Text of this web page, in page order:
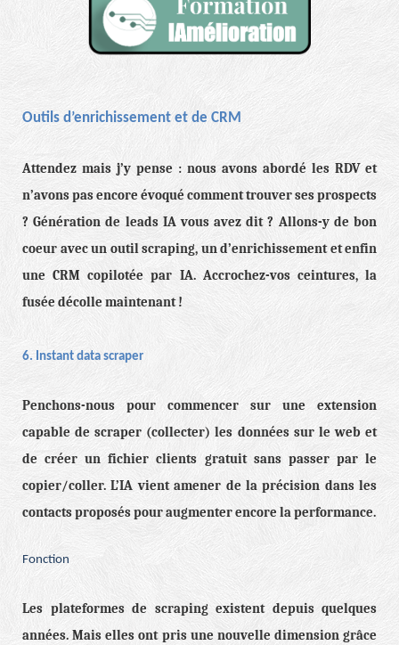
Outils d’enrichissement et de CRM
Attendez mais j’y pense : nous avons abordé les RDV et
n’avons pas encore évoqué comment trouver ses prospects
? Génération de leads IA vous avez dit ? Allons-y de bon
coeur avec un outil scraping, un d’enrichissement et enfin
une CRM copilotée par IA. Accrochez-vos ceintures, la
fusée décolle maintenant !
6. Instant data scraper
Penchons-nous pour commencer sur une extension
capable de scraper (collecter) les données sur le web et
de créer un fichier clients gratuit sans passer par le
copier/coller. L’IA vient amener de la précision dans les
contacts proposés pour augmenter encore la performance.
Fonction
Les plateformes de scraping existent depuis quelques
années. Mais elles ont pris une nouvelle dimension grâce